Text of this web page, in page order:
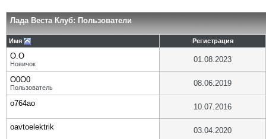
Лада Веста Клуб: Пользователи
Имя Регистрация
O.O
Новичок 01.08.2023
O0O0
Пользователь 08.06.2019
o764ao 10.07.2016
oavtoelektrik 03.04.2020